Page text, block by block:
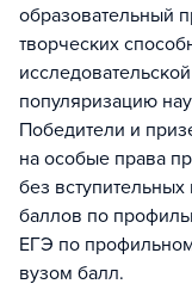
образовательный
творческих
популяризацию
Победители и
на особые права
без
баллов по
ЕГЭ по
вузом балл.